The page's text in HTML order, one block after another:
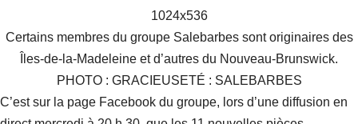
Certains membres du groupe Salebarbes sont originaires des
Îles-de-la-Madeleine et d’autres du Nouveau-Brunswick.
PHOTO : GRACIEUSETÉ : SALEBARBES
C’est sur la page Facebook du groupe, lors d’une diffusion en